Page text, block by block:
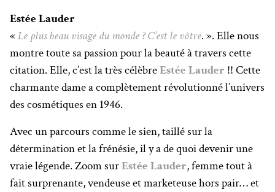
Estée Lauder
«Le plus beau visage du monde ? C’est le vôtre. ». Elle nous
montre toute sa passion pour la beauté à travers cette
citation. Elle, c’est la très célèbreEstée Lauder !! Cette
charmante dame a complètement révolutionné l’univers
des cosmétiques en 1946.
Avec un parcours comme le sien, taillé sur la
détermination et la frénésie, il y a de quoi devenir une
vraie légende. Zoom surEstée Lauder, femme tout à
fait surprenante, vendeuse et marketeuse hors pair… et